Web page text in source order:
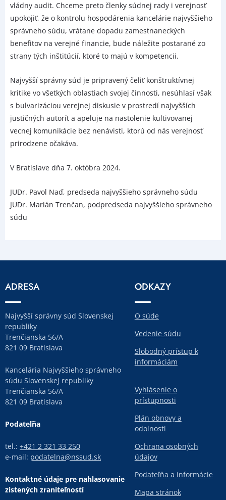
vládny audit. Chceme preto členky súdnej rady i verejnosť
upokojiť, že o kontrolu hospodárenia kancelárie najvyššieho
správneho súdu, vrátane dopadu zamestnaneckých
benefitov na verejné financie, bude náležite postarané zo
strany tých inštitúcií, ktoré to majú v kompetencii.
Najvyšší správny súd je pripravený čeliť konštruktívnej
kritike vo všetkých oblastiach svojej činnosti, nesúhlasí však
s bulvarizáciou verejnej diskusie v prostredí najvyšších
justičných autorít a apeluje na nastolenie kultivovanej
vecnej komunikácie bez nenávisti, ktorú od nás verejnosť
prirodzene očakáva.
V Bratislave dňa 7. októbra 2024.
JUDr. Pavol Naď, predseda najvyššieho správneho súdu
JUDr. Marián Trenčan, podpredseda najvyššieho správneho
súdu
ADRESA
Najvyšší správny súd Slovenskej
republiky
Trenčianska 56/A
821 09 Bratislava
Kancelária Najvyššieho správneho
súdu Slovenskej republiky
Trenčianska 56/A
821 09 Bratislava
Podateľňa
tel.: +421 2 321 33 250
e-mail: podatelna@nssud.sk
Kontaktné údaje pre nahlasovanie
zistených zraniteľností
ODKAZY
O súde
Vedenie súdu
Slobodný prístup k
informáciám
Vyhlásenie o
prístupnosti
Plán obnovy a
odolnosti
Ochrana osobných
údajov
Podateľňa a informácie
Mapa stránok